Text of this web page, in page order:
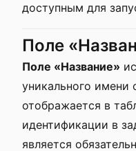
доступным для
Поле
Поле «Название»
уникального имени
отображается в
идентификации в
является